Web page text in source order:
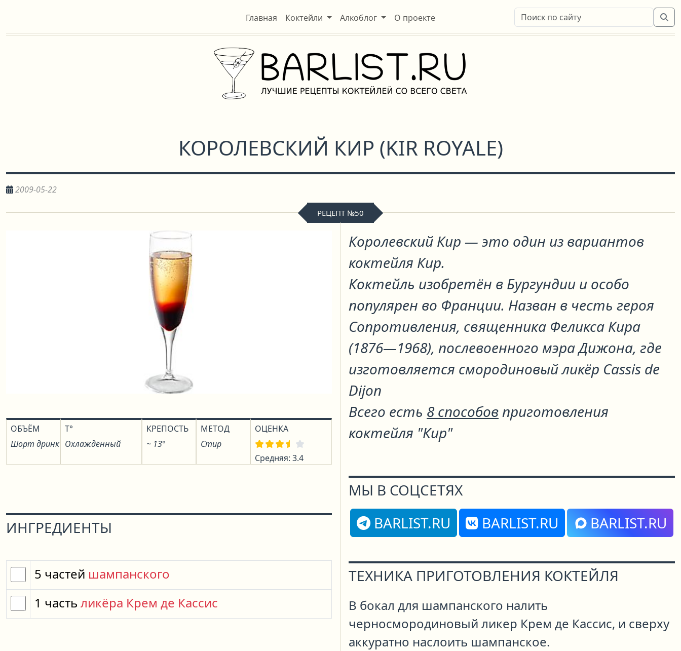
Главная Коктейли Алкоблог О проекте
КОРОЛЕВСКИЙ КИР (KIR ROYALE)
2009-05-22
РЕЦЕПТ №50
ОБЪЁМ
Шорт дринк
T°
Охлаждённый
КРЕПОСТЬ
~ 13°
МЕТОД
Стир
ОЦЕНКА
Средняя: 3.4
ИНГРЕДИЕНТЫ
5 частей шампанского
1 часть ликёра Крем де Кассис
Королевский Кир — это один из вариантов
коктейля Кир.
Коктейль изобретён в Бургундии и особо
популярен во Франции. Назван в честь героя
Сопротивления, священника Феликса Кира
(1876—1968), послевоенного мэра Дижона, где
изготовляется смородиновый ликёр Cassis de
Dijon
Всего есть 8 способовприготовления
коктейля "Кир"
МЫ В СОЦСЕТЯХ
BARLIST.RU
BARLIST.RU BARLIST.RU
ТЕХНИКА ПРИГОТОВЛЕНИЯ КОКТЕЙЛЯ
В бокал для шампанского налить
черносмородиновый ликер Крем де Кассис, и сверху
аккуратно наслоить шампанское.